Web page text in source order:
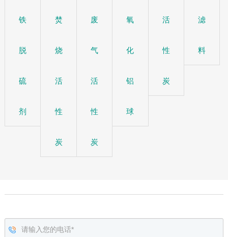
铁
脱
硫
剂
焚
烧
活
性
炭
废
气
活
性
炭
氧
化
铝
球
活
性
炭
滤
料